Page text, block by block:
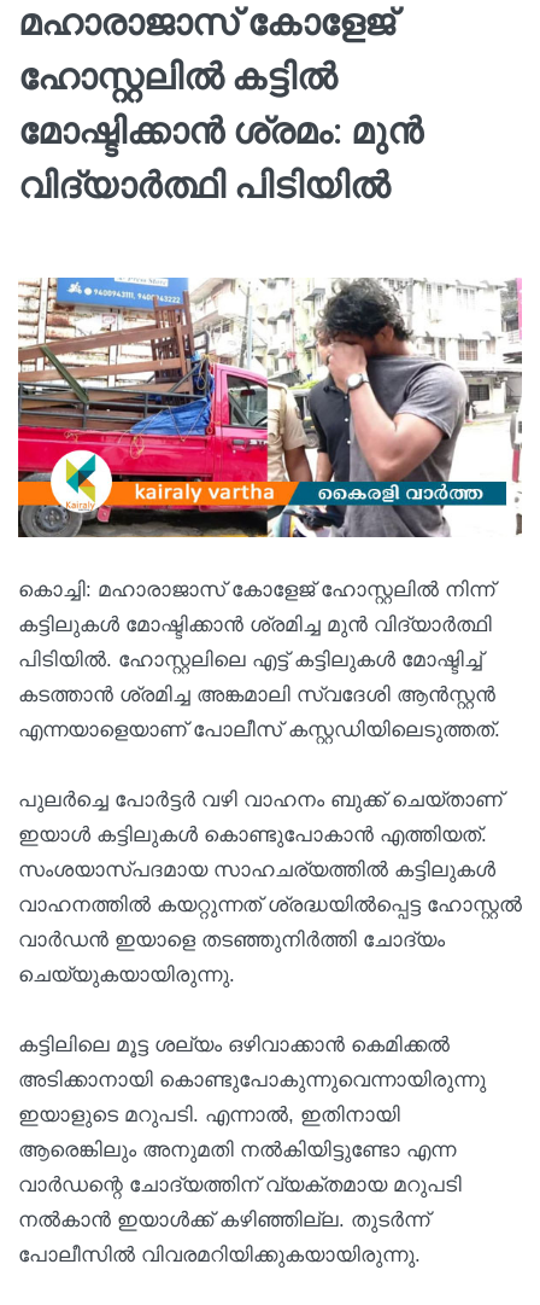
മഹാരാജാസ് കോളേജ്
ഹോസ്റ്റലിൽ കട്ടിൽ
മോഷ്ടിക്കാൻ ശ്രമം: മുൻ
വിദ്യാർത്ഥി പിടിയിൽ
കൊച്ചി: മഹാരാജാസ് കോളേജ് ഹോസ്റ്റലിൽ നിന്ന്
കട്ടിലുകൾ മോഷ്ടിക്കാൻ ശ്രമിച്ച മുൻ വിദ്യാർത്ഥി
പിടിയിൽ. ഹോസ്റ്റലിലെ എട്ട് കട്ടിലുകൾ മോഷ്ടിച്ച്
കടത്താൻ ശ്രമിച്ച അങ്കമാലി സ്വദേശി ആൻസ്റ്റൻ
എന്നയാളെയാണ് പോലീസ് കസ്റ്റഡിയിലെടുത്തത്.
പുലർച്ചെ പോർട്ടർ വഴി വാഹനം ബുക്ക് ചെയ്താണ്
ഇയാൾ കട്ടിലുകൾ കൊണ്ടുപോകാൻ എത്തിയത്.
സംശയാസ്പദമായ സാഹചര്യത്തിൽ കട്ടിലുകൾ
വാഹനത്തിൽ കയറ്റുന്നത് ശ്രദ്ധയിൽപ്പെട്ട ഹോസ്റ്റൽ
വാർഡൻ ഇയാളെ തടഞ്ഞുനിർത്തി ചോദ്യം
ചെയ്യുകയായിരുന്നു.
കട്ടിലിലെ മൂട്ട ശല്യം ഒഴിവാക്കാൻ കെമിക്കൽ
അടിക്കാനായി കൊണ്ടുപോകുന്നുവെന്നായിരുന്നു
ഇയാളുടെ മറുപടി. എന്നാൽ, ഇതിനായി
ആരെങ്കിലും അനുമതി നൽകിയിട്ടുണ്ടോ എന്ന
വാർഡന്റെ ചോദ്യത്തിന് വ്യക്തമായ മറുപടി
നൽകാൻ ഇയാൾക്ക് കഴിഞ്ഞില്ല. തുടർന്ന്
പോലീസിൽ വിവരമറിയിക്കുകയായിരുന്നു.